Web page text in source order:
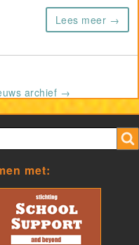
Lees meer →
archief →
met: